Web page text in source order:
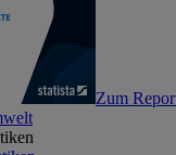
Zum